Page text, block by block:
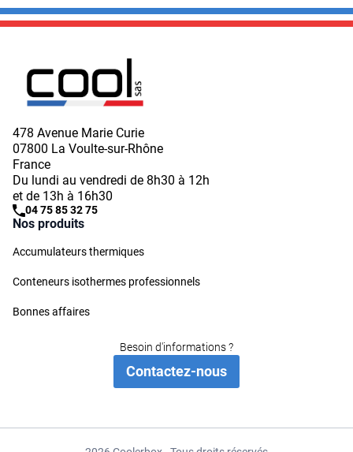
478 Avenue Marie Curie
07800 La Voulte-sur-Rhône
France
Du lundi au vendredi de 8h30 à 12h
et de 13h à 16h30
04 75 85 32 75
Nos produits
Accumulateurs thermiques
Conteneurs isothermes professionnels
Bonnes affaires
Besoin d'informations ?
Contactez-nous